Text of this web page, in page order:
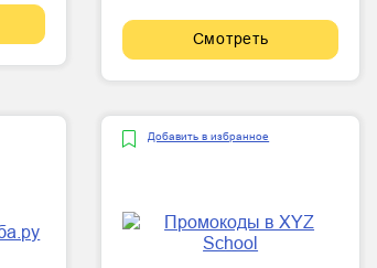
Смотреть
Добавить в избранное